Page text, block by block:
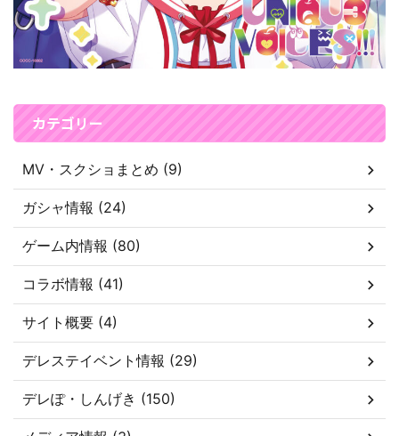
カテゴリー
MV・スクショまとめ (9)
ガシャ情報 (24)
ゲーム内情報 (80)
コラボ情報 (41)
サイト概要 (4)
デレステイベント情報 (29)
デレぽ・しんげき (150)